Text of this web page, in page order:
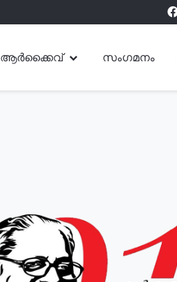
ആർക്കൈവ് സംഗമനം